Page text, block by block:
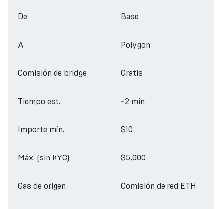
De Base
A Polygon
Comisión de bridge Gratis
Tiempo est. ~2 min
Importe mín. $10
Máx. (sin KYC) $5,000
Gas de origen Comisión de red ETH